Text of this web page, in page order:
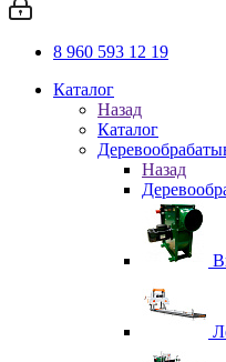
8 960 593 12 19
Каталог
Назад
Каталог
Назад